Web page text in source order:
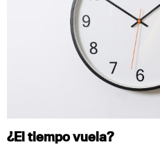
¿El tiempo vuela?